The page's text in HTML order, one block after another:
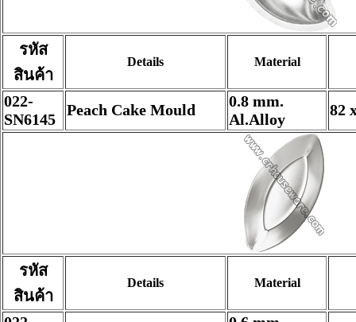
รหัส
สินค้า
Details Material
022-
SN6145
Peach Cake Mould
0.8 mm.
Al.Alloy
82
รหัส
สินค้า
Details Material